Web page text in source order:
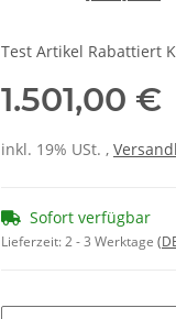
Test Artikel Rabattiert
1.501,00 €
inkl. 19% USt. ,
Sofort verfügbar
Lieferzeit:2 - 3 Werktage